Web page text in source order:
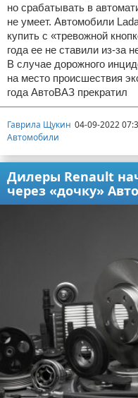
но срабатывать в
не умеет. Автомобили
купить с «тревожной
года ее не ставили из-за
В случае дорожного
на место происшествия
года АвтоВАЗ прекратил
Гаврила Щукин 04-09-2022
Автомобили
Дилеры Renault
через «дочку»